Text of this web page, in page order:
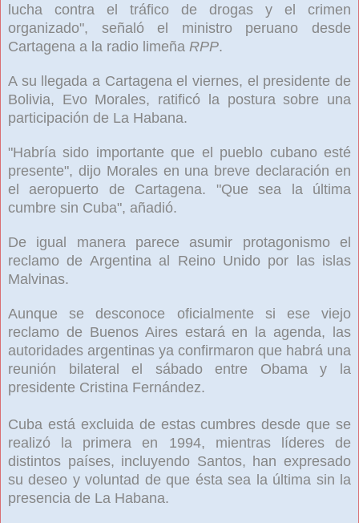
lucha contra el tráfico de drogas y el crimen
organizado", señaló el ministro peruano desde
Cartagena a la radio limeña RPP.
A su llegada a Cartagena el viernes, el presidente de
Bolivia, Evo Morales, ratificó la postura sobre una
participación de La Habana.
"Habría sido importante que el pueblo cubano esté
presente", dijo Morales en una breve declaración en
el aeropuerto de Cartagena. "Que sea la última
cumbre sin Cuba", añadió.
De igual manera parece asumir protagonismo el
reclamo de Argentina al Reino Unido por las islas
Malvinas.
Aunque se desconoce oficialmente si ese viejo
reclamo de Buenos Aires estará en la agenda, las
autoridades argentinas ya confirmaron que habrá una
reunión bilateral el sábado entre Obama y la
presidente Cristina Fernández.
Cuba está excluida de estas cumbres desde que se
realizó la primera en 1994, mientras líderes de
distintos países, incluyendo Santos, han expresado
su deseo y voluntad de que ésta sea la última sin la
presencia de La Habana.